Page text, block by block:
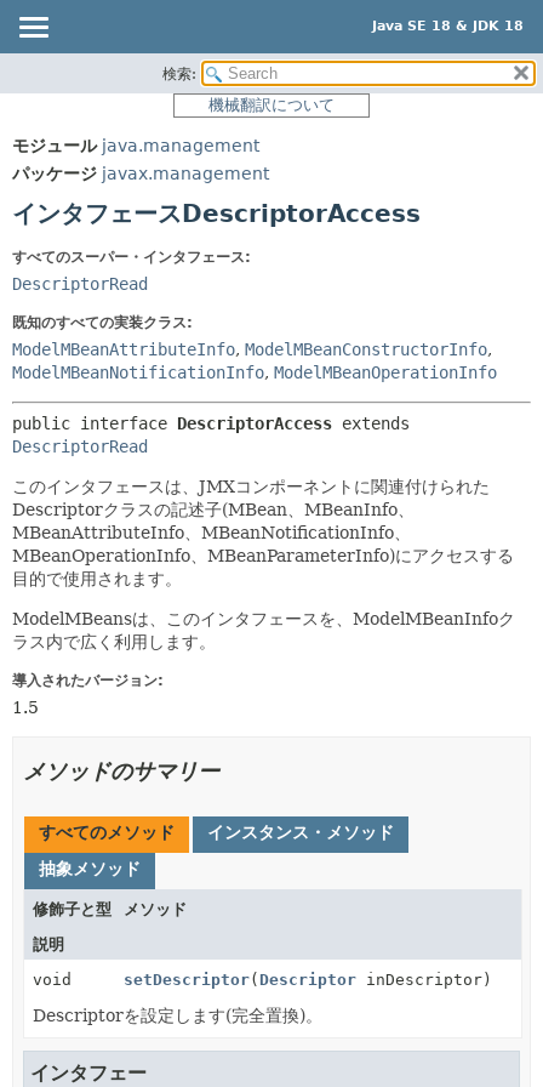
Java SE 18 & JDK 18
パッケージ
使用
ツリー
新規
非推奨
索引
ヘルプ
サマリー:
ネスト済
メソッド
コンストラクタ
メソッド
検索:
機械翻訳について
モジュール java.management
パッケージ javax.management
インタフェースDescriptorAccess
すべてのスーパー・インタフェース:
DescriptorRead
既知のすべての実装クラス:
ModelMBeanAttributeInfo, ModelMBeanConstructorInfo,
ModelMBeanNotificationInfo, ModelMBeanOperationInfo
public interface DescriptorAccess
DescriptorRead
このインタフェースは、JMXコンポーネントに関連付けられた
Descriptorクラスの記述子(MBean、MBeanInfo、
MBeanAttributeInfo、MBeanNotificationInfo、
MBeanOperationInfo、MBeanParameterInfo)にアクセスする
目的で使用されます。
ModelMBeansは、このインタフェースを、ModelMBeanInfoク
ラス内で広く利用します。
導入されたバージョン:
1.5
メソッドのサマリー
すべてのメソッド
インスタンス・メソッド
抽象メソッド
修飾子と型
メソッド
説明
void
setDescriptor( Descriptor inDescriptor)
Descriptorを設定します(完全置換)。
インタフェー